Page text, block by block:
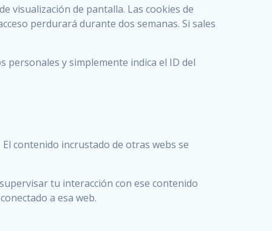
visualización de pantalla. Las cookies de
perdurará durante dos semanas. Si sales
personales y simplemente indica el ID del
contenido incrustado de otras webs se
tu interacción con ese contenido
a esa web.